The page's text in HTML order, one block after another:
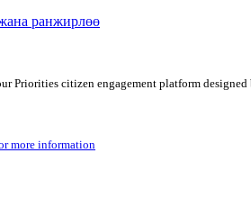
ранжирлөө
Priorities citizen engagement platform
more information